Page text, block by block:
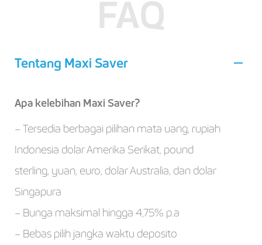
FAQ
Tentang Maxi Saver
Apa kelebihan Maxi Saver?
– Tersedia berbagai pilihan mata uang, rupiah
Indonesia dolar Amerika Serikat, pound
sterling, yuan, euro, dolar Australia, dan dolar
Singapura
– Bunga maksimal hingga 4,75% p.a
– Bebas pilih jangka waktu deposito